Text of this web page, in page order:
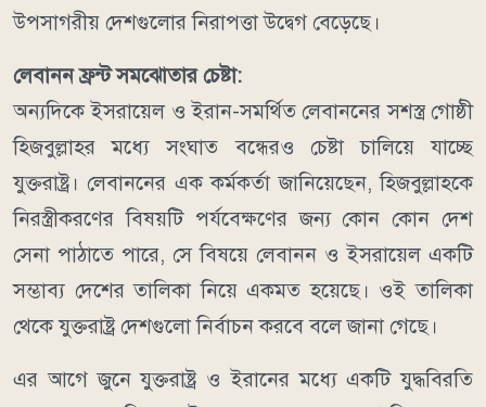
উপসাগরীয় দেশগুলোর নিরাপত্তা উদ্বেগ বেড়েছে।
লেবানন ফ্রন্ট সমঝোতার চেষ্টা:
অন্যদিকে ইসরায়েল ও ইরান-সমর্থিত লেবাননের সশস্ত্র গোষ্ঠী
হিজবুল্লাহর মধ্যে সংঘাত বন্ধেরও চেষ্টা চালিয়ে যাচ্ছে
যুক্তরাষ্ট্র। লেবাননের এক কর্মকর্তা জানিয়েছেন, হিজবুল্লাহকে
নিরস্ত্রীকরণের বিষয়টি পর্যবেক্ষণের জন্য কোন কোন দেশ
সেনা পাঠাতে পারে, সে বিষয়ে লেবানন ও ইসরায়েল একটি
সম্ভাব্য দেশের তালিকা নিয়ে একমত হয়েছে। ওই তালিকা
থেকে যুক্তরাষ্ট্র দেশগুলো নির্বাচন করবে বলে জানা গেছে।
এর আগে জুনে যুক্তরাষ্ট্র ও ইরানের মধ্যে একটি যুদ্ধবিরতি